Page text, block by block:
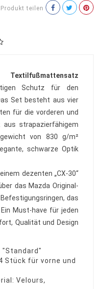
teilen
Schutz für den
Set besteht aus vier
für die vorderen und
aus strapazierfähigem
von 830 g/m²
schwarze Optik
dezenten „CX-30“
das Mazda Original-
das
Must-have für jeden
Qualität und Design
Stück für vorne und
Velours,